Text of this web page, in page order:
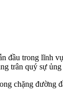
đầu trong lĩnh
trân quý sự
chặng đường